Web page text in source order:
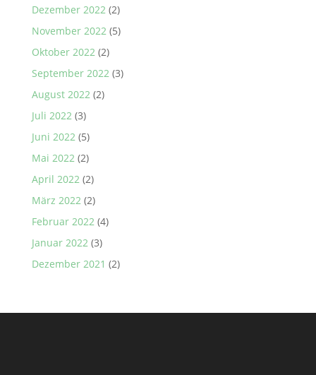
Dezember 2022(2)
November 2022(5)
Oktober 2022(2)
September 2022(3)
August 2022(2)
Juli 2022(3)
Juni 2022(5)
Mai 2022(2)
April 2022(2)
März 2022(2)
Februar 2022(4)
Januar 2022(3)
Dezember 2021 (2)